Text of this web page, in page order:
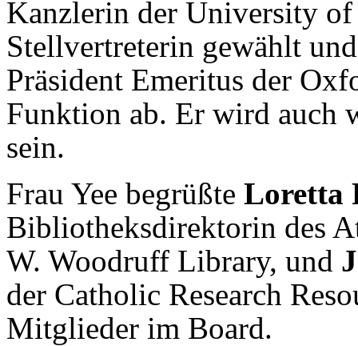
Kanzlerin der University of
Stellvertreterin gewählt
Präsident Emeritus der
Funktion ab. Er wird auch
sein.
Frau Yee begrüßte Loretta
Bibliotheksdirektorin des
W. Woodruff Library, und
der Catholic Research
Mitglieder im Board.